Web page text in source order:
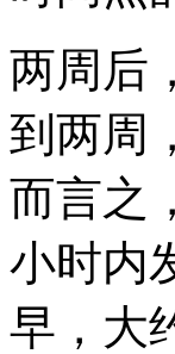
两周后
到两周
而言之
小时内
早，大